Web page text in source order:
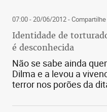
07:00 - 20/06/2012- Compartilhe
Identidade de
é desconhecida
Não se sabe ainda
Dilma e a levou a
terror nos porões da